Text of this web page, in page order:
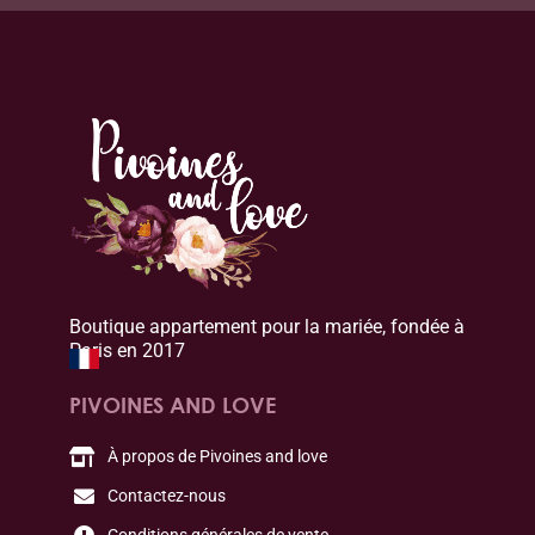
Boutique appartement pour la mariée, fondée à
Paris en 2017
PIVOINES AND LOVE
À propos de Pivoines and love
Contactez-nous